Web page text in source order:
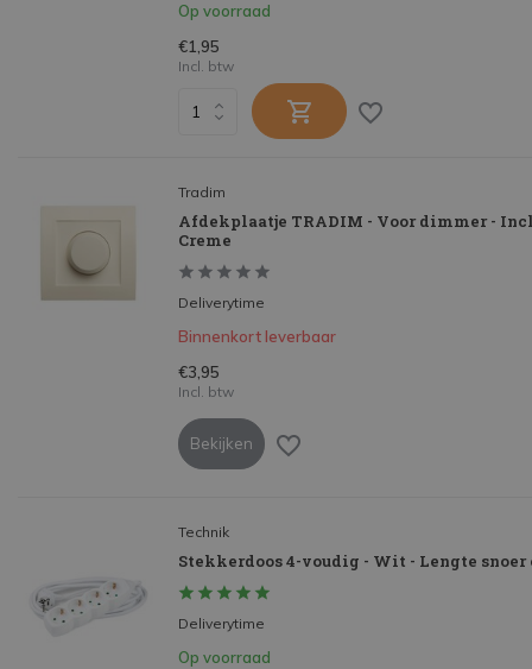
Op voorraad
€1,95
Incl. btw
Tradim
Afdekplaatje TRADIM - Voor dimmer -
Creme
Deliverytime
Binnenkort leverbaar
€3,95
Incl. btw
Bekijken
Technik
Stekkerdoos 4-voudig - Wit - Lengte
Deliverytime
Op voorraad